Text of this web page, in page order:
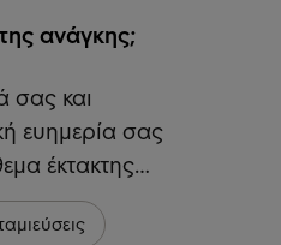
ανάγκης;
σας και
ευημερία σας
έκτακτης…